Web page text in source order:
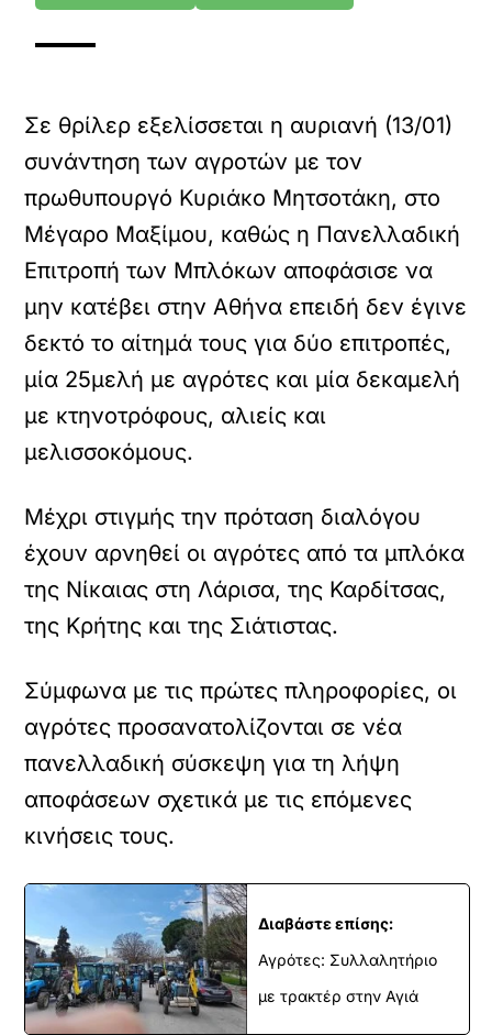
Σε θρίλερ εξελίσσεται η αυριανή (13/01)
συνάντηση των αγροτών με τον
πρωθυπουργό Κυριάκο Μητσοτάκη, στο
Μέγαρο Μαξίμου, καθώς η Πανελλαδική
Επιτροπή των Μπλόκων αποφάσισε να
μην κατέβει στην Αθήνα επειδή δεν έγινε
δεκτό το αίτημά τους για δύο επιτροπές,
μία 25μελή με αγρότες και μία δεκαμελή
με κτηνοτρόφους, αλιείς και
μελισσοκόμους.
Μέχρι στιγμής την πρόταση διαλόγου
έχουν αρνηθεί οι αγρότες από τα μπλόκα
της Νίκαιας στη Λάρισα, της Καρδίτσας,
της Κρήτης και της Σιάτιστας.
Σύμφωνα με τις πρώτες πληροφορίες, οι
αγρότες προσανατολίζονται σε νέα
πανελλαδική σύσκεψη για τη λήψη
αποφάσεων σχετικά με τις επόμενες
κινήσεις τους.
Διαβάστε επίσης:
Αγρότες: Συλλαλητήριο
με τρακτέρ στην Αγιά